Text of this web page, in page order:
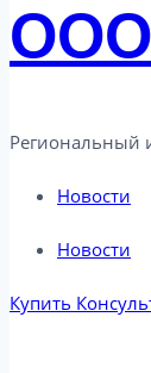
Региональный
Новости
Новости
Купить